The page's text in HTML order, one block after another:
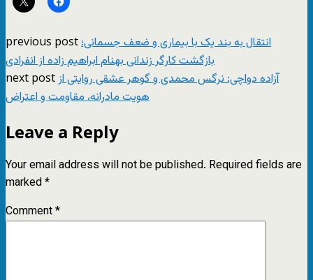
previous postانتقال به بند یک با بیماری و ضعف جسمانی؛
بازگشت کارگر زندانی بهنام ابراهیم زاده از انفرادی
next post آزاده دواچی: نرگس محمدی و گوهر عشقی روایتی از
هویت مادرانه، مقاومت و اعتراض
Leave a Reply
Your email address will not be published. Required fields are
marked*
Comment*